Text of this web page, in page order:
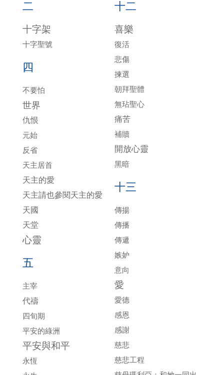
二
十字架
十字聖號
四
不要怕
世界
仇恨
元始
反省
天主居首
天主的愛
天主請也參閱天主的愛
天國
天堂
心靈
五
主宰
代禱
四旬期
平安的綠洲
平安與和平
永恆
十二
喜樂
復活
悲傷
揀選
朝拜聖體
無玷聖心
痛苦
補贖
開放心靈
黑暗
十三
傳揚
傳播
傳遞
嫉妒
意向
愛
愛德
感恩
感謝
慈悲
慈悲工程